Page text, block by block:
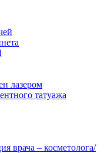
лазером
татуажа
врача – косметолога/